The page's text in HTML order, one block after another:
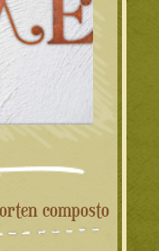
composto